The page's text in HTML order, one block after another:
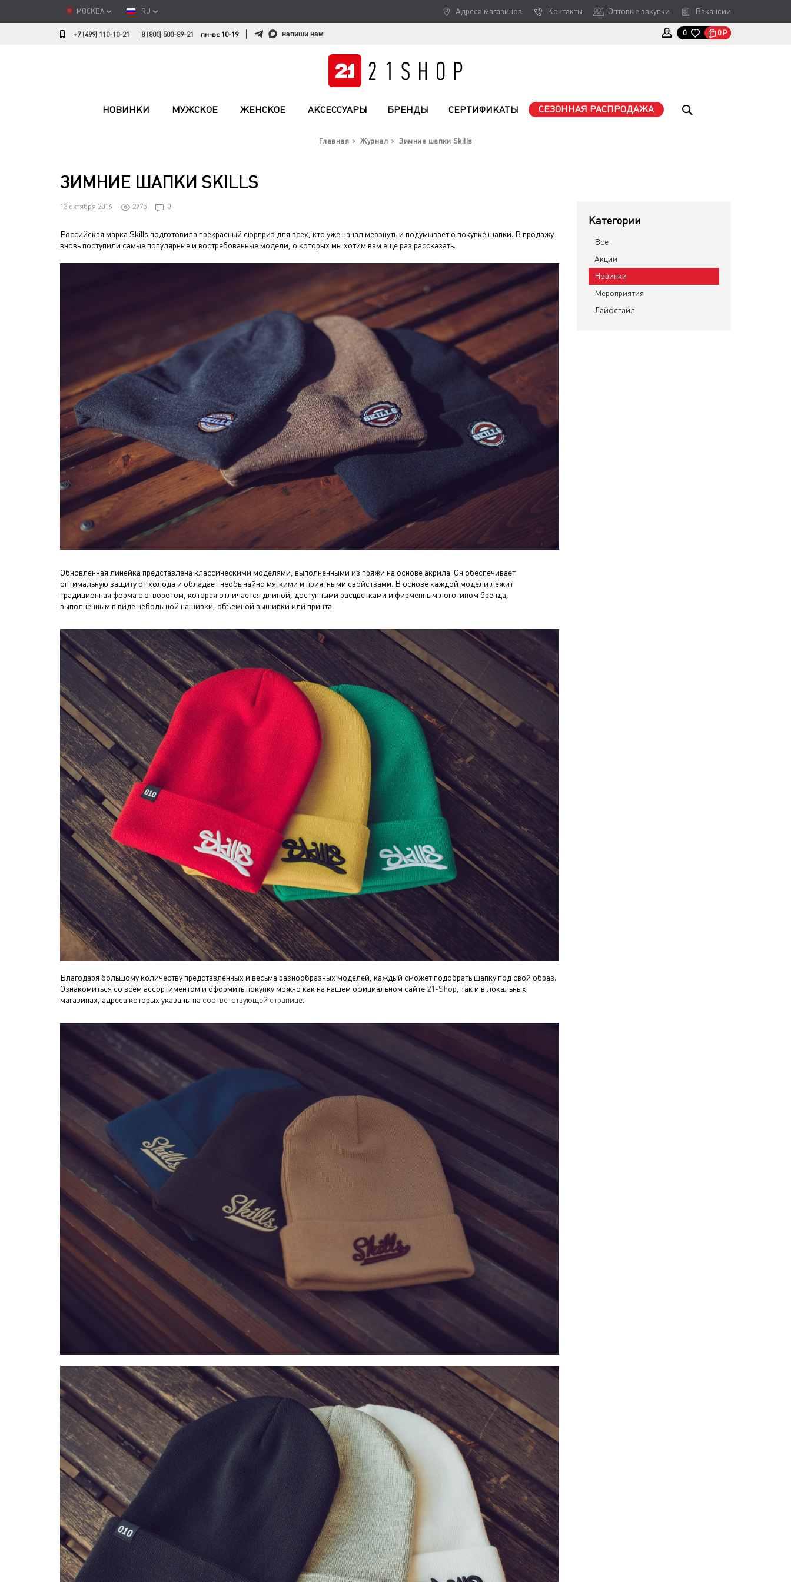
МОСКВА RU Адреса магазинов Контакты Оптовые закупки Вакансии
+7 (499) 110-10-21 8 (800) 500-89-21 пн-вс 10-19 напиши нам 0 0 Р
НОВИНКИ МУЖСКОЕ ЖЕНСКОЕ АКСЕССУАРЫ БРЕНДЫ СЕРТИФИКАТЫ СЕЗОННАЯ РАСПРОДАЖА
Главная Журнал Зимние шапки Skills
ЗИМНИЕ ШАПКИ SKILLS
13 октября 2016 2775 0
Российская марка Skills подготовила прекрасный сюрприз для всех, кто уже начал мерзнуть и подумывает о покупке шапки. В продажу
вновь поступили самые популярные и востребованные модели, о которых мы хотим вам еще раз рассказать.
Обновленная линейка представлена классическими моделями, выполненными из пряжи на основе акрила. Он обеспечивает
оптимальную защиту от холода и обладает необычайно мягкими и приятными свойствами. В основе каждой модели лежит
традиционная форма с отворотом, которая отличается длиной, доступными расцветками и фирменным логотипом бренда,
выполненным в виде небольшой нашивки, объемной вышивки или принта.
Благодаря большому количеству представленных и весьма разнообразных моделей, каждый сможет подобрать шапку под свой образ.
Ознакомиться со всем ассортиментом и оформить покупку можно как на нашем официальном сайте 21-Shop , так и в локальных
магазинах, адреса которых указаны на соответствующей странице.
Категории
Все
Акции
Новинки
Мероприятия
Лайфстайл